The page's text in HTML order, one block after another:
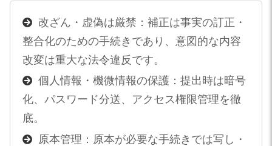
改ざん・虚偽は厳禁：補正は事実の訂正・
整合化のための手続きであり、意図的な内容
改変は重大な法令違反です。
個人情報・機微情報の保護：提出時は暗号
化、パスワード分送、アクセス権限管理を徹
底。
原本管理：原本が必要な手続きでは写し・